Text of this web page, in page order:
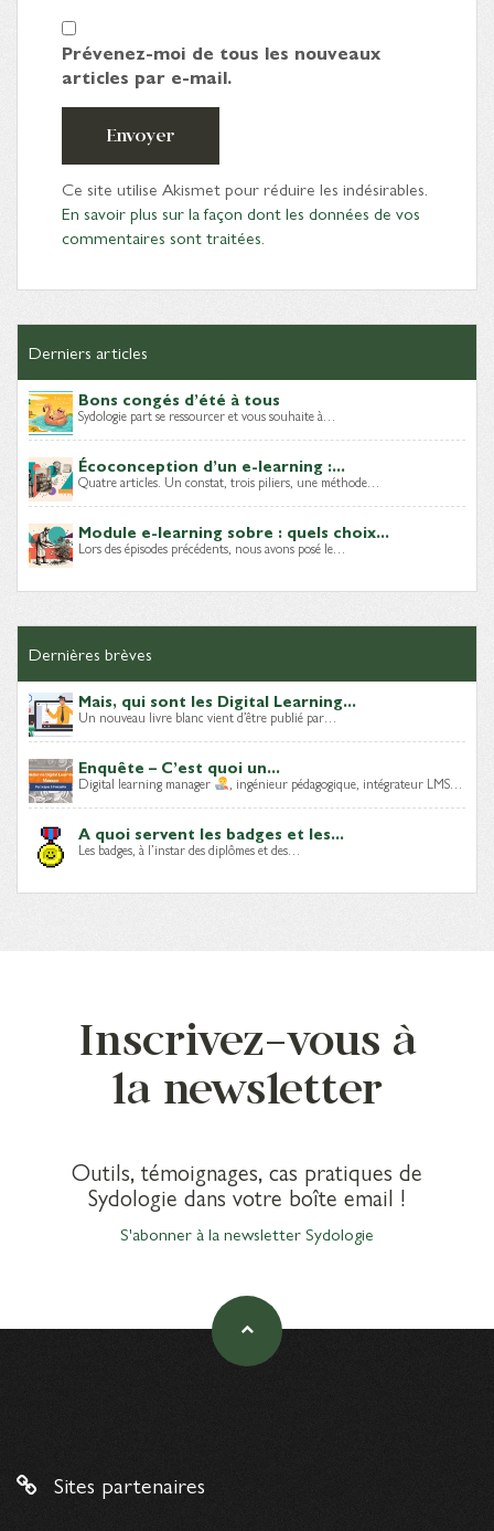
Prévenez-moi de tous les nouveaux
articles par e-mail.
Envoyer
Ce site utilise Akismet pour réduire les indésirables.
En savoir plus sur la façon dont les données de vos
commentaires sont traitées.
Derniers articles
Bons congés d’été à tous
Sydologie part se ressourcer et vous souhaite à…
Écoconception d’un e-learning :...
Quatre articles. Un constat, trois piliers, une méthode…
Module e-learning sobre : quels choix...
Lors des épisodes précédents, nous avons posé le…
Dernières brèves
Mais, qui sont les Digital Learning...
Un nouveau livre blanc vient d’être publié par…
Enquête – C’est quoi un...
Digital learning manager , ingénieur pédagogique, intégrateur LMS…
A quoi servent les badges et les...
Les badges, à l’instar des diplômes et des…
Inscrivez-vous à
la newsletter
Outils, témoignages, cas pratiques de
Sydologie dans votre boîte email !
S'abonner à la newsletter Sydologie
Sites partenaires